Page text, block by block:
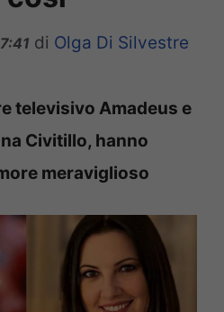
di Olga Di Silvestre
televisivo Amadeus e
Civitillo, hanno
meraviglioso